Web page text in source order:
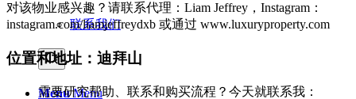
联系我们
Menu Menu
对该物业感兴趣？请联系代理：Liam Jeffrey，Instagram：
instagram.com/liamjeffreydxb 或通过 www.luxuryproperty.com
位置和地址：迪拜山
需要研究帮助、联系和购买流程？今天就联系我：